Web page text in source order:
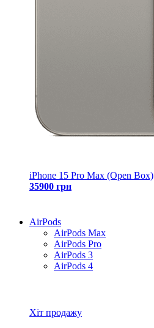
iPhone 15 Pro Max (Open Box)
35900 грн
AirPods
AirPods Max
AirPods Pro
AirPods 3
AirPods 4
Хіт продажу